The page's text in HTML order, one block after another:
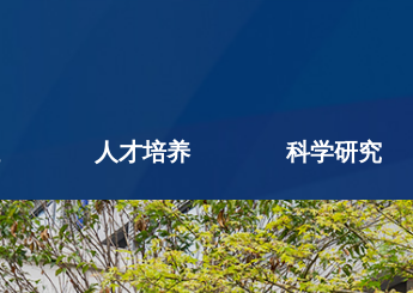
人才培养
本科生教育
研究生教育
学生工作
教学相长
创新创业
科学研究
科研进展
科研团队
平台机构
科研成果
社会服务
学术期刊
企业出题
成果转化
公用平台
学术交流